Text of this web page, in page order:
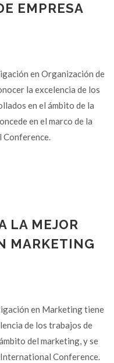
EMPRESA
en Organización de
la excelencia de los
en el ámbito de la
en el marco de la
LA MEJOR
MARKETING
en Marketing tiene
de los trabajos de
del marketing, y se
Conference.